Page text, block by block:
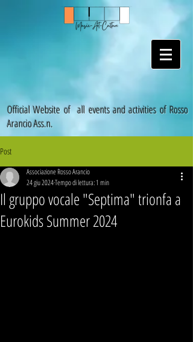
Official Website of all events and activities of Rosso
Arancio Ass.n.
Post
Il gruppo vocale "Septima" trionfa a
Eurokids Summer 2024
Associazione Rosso Arancio
24 giu 2024Tempo di lettura: 1 min